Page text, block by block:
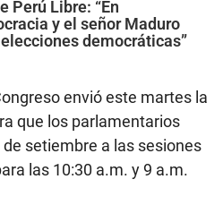
Perú Libre: “En
y el señor Maduro
democráticas”
envió este martes la
que los parlamentarios
setiembre a las sesiones
las 10:30 a.m. y 9 a.m.